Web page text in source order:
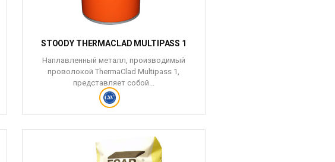
STOODY THERMACLAD MULTIPASS 1
Наплавленный металл, производимый
проволокой ThermaClad Multipass 1,
представляет собой...